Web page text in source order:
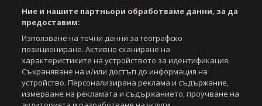
Ние и нашите партньори обработваме данни, за да
предоставим:
Използване на точни данни за географско
позициониране. Активно сканиране на
характеристиките на устройството за идентификация.
Съхраняване на и/или достъп до информация на
устройство. Персонализирана реклама и съдържание,
измерване на рекламата и съдържанието, проучване на